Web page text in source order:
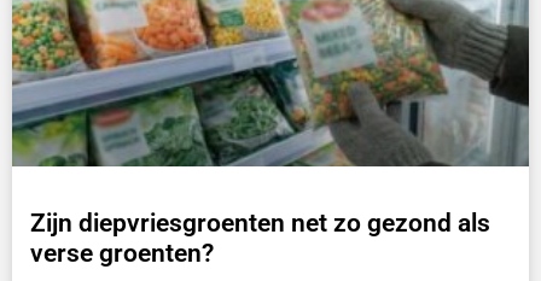
Zijn diepvriesgroenten net zo gezond als
verse groenten?